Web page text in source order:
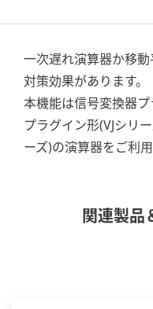
一次遅れ演算器か移
対策効果があります。
本機能は信号変換器
プラグイン形(VJシリ
ーズ)の演算器をご利用
関連製品